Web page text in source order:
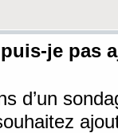
je pas
d’un